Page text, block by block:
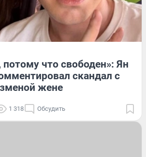
что свободен»: Ян
скандал с
жене
1 318 Обсудить